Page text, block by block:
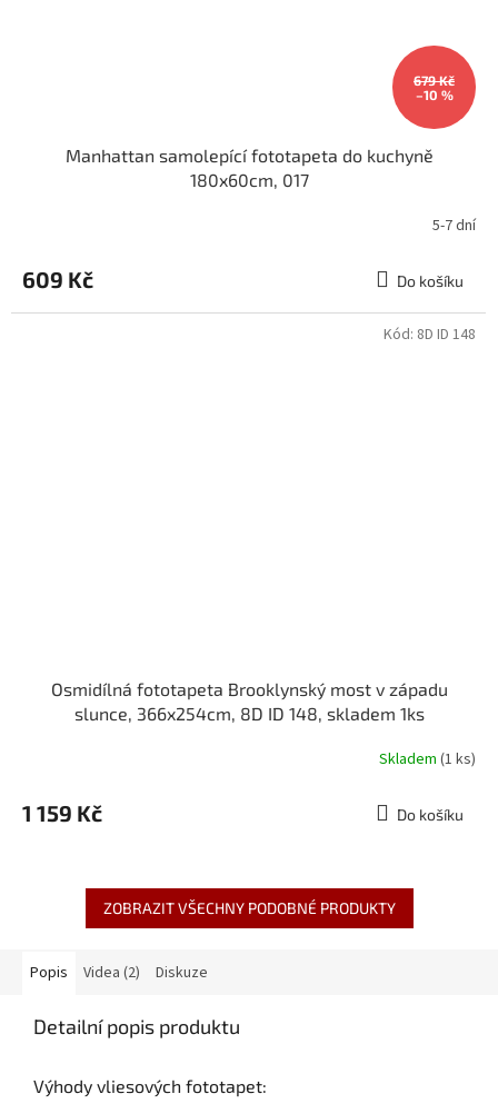
679 Kč
–10 %
Manhattan samolepící fototapeta do kuchyně
180x60cm, 017
5-7 dní
609 Kč Do košíku
Osmidílná fototapeta Brooklynský most v západu
slunce, 366x254cm, 8D ID 148, skladem 1ks
Skladem (1 ks)
1 159 Kč Do košíku
Kód: 8D ID 148
ZOBRAZIT VŠECHNY PODOBNÉ PRODUKTY
Popis Videa (2) Diskuze
Detailní popis produktu
Výhody vliesových fototapet: